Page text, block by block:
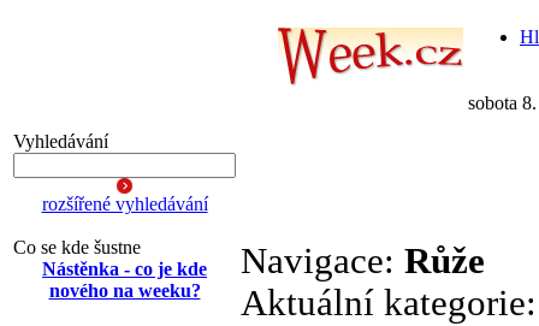
sobota
Vyhledávání
rozšířené vyhledávání
Co se kde šustne
Nástěnka - co je kde
nového na weeku?
Navigace: Růže
Aktuální